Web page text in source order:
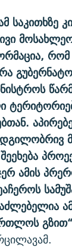
საკითხზე
რომ
ამის
ამ